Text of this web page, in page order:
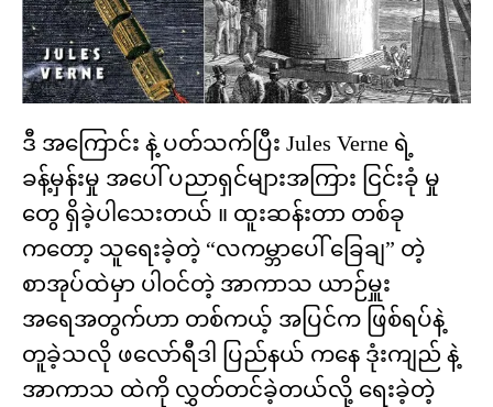
ဒီ အကြောင်း နဲ့ ပတ်သက်ပြီး Jules Verne ရဲ့
ခန့်မှန်းမှု အပေါ် ပညာရှင်များအကြား ငြင်းခုံ မှု
တွေ ရှိခဲ့ပါသေးတယ် ။ ထူးဆန်းတာ တစ်ခု
ကတော့ သူရေးခဲ့တဲ့ “လကမ္ဘာပေါ် ခြေချ” တဲ့
စာအုပ်ထဲမှာ ပါဝင်တဲ့ အာကာသ ယာဉ်မှူး
အရေအတွက်ဟာ တစ်ကယ့် အပြင်က ဖြစ်ရပ်နဲ့
တူခဲ့သလို ဖလော်ရီဒါ ပြည်နယ် ကနေ ဒုံးကျည် နဲ့
အာကာသ ထဲကို လွှတ်တင်ခဲ့တယ်လို့ ရေးခဲ့တဲ့